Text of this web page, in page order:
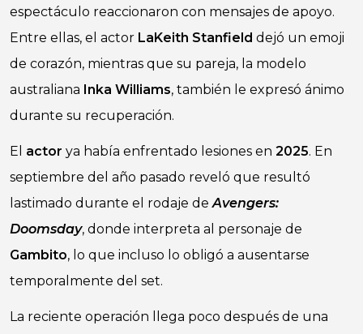
espectáculo reaccionaron con mensajes de apoyo.
Entre ellas, el actor LaKeith Stanfield dejó un emoji
de corazón, mientras que su pareja, la modelo
australiana Inka Williams, también le expresó ánimo
durante su recuperación.
El actor ya había enfrentado lesiones en 2025. En
septiembre del año pasado reveló que resultó
lastimado durante el rodaje deAvengers:
Doomsday, donde interpreta al personaje de
Gambito, lo que incluso lo obligó a ausentarse
temporalmente del set.
La reciente operación llega poco después de una